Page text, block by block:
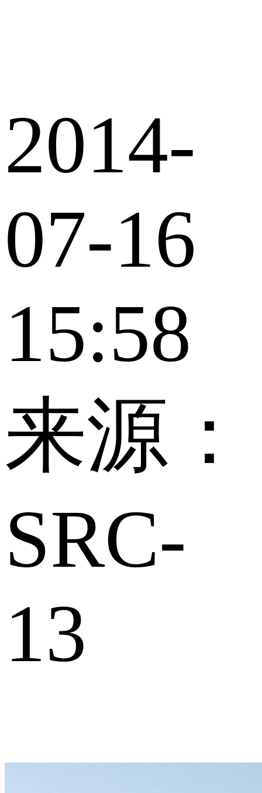
2014-
07-16
15:58
来源：
SRC-
13